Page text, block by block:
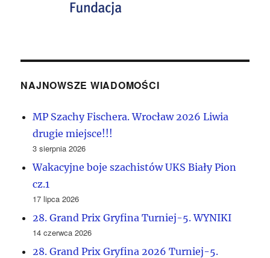
NAJNOWSZE WIADOMOŚCI
MP Szachy Fischera. Wrocław 2026 Liwia
drugie miejsce!!!
3 sierpnia 2026
Wakacyjne boje szachistów UKS Biały Pion
cz.1
17 lipca 2026
28. Grand Prix Gryfina Turniej-5. WYNIKI
14 czerwca 2026
28. Grand Prix Gryfina 2026 Turniej-5.